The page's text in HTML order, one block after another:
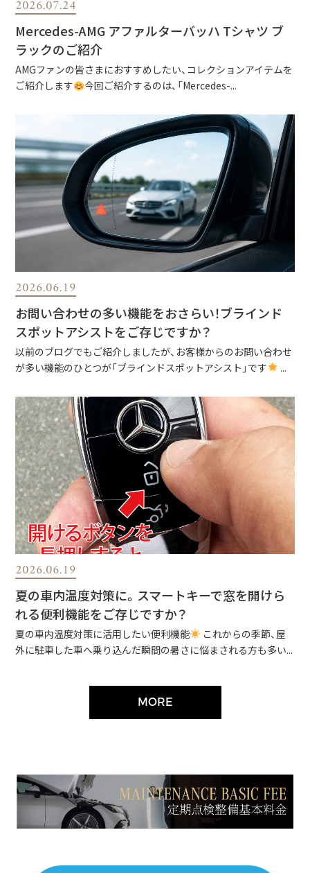
2026.07.24
Mercedes-AMG アファルターバッハ Tシャツ ブ
ラックのご紹介
AMGファンの皆さまにおすすめしたい、コレクションアイテムを
ご紹介します
今回ご紹介するのは、「Mercedes-...
2026.06.19
お問い合わせの多い機能をおさらい！ブラインド
スポットアシストをご存じですか？
以前のブログでもご紹介しましたが、お客様からのお問い合わせ
が多い機能のひとつが「ブラインドスポットアシスト」です
...
2026.06.19
夏の車内温度対策に。スマートキーで窓を開けら
れる便利機能をご存じですか？
夏の車内温度対策に活用したい便利機能
これからの季節、屋
外に駐車した車へ乗り込んだ瞬間の暑さに悩まされる方も多い...
MORE